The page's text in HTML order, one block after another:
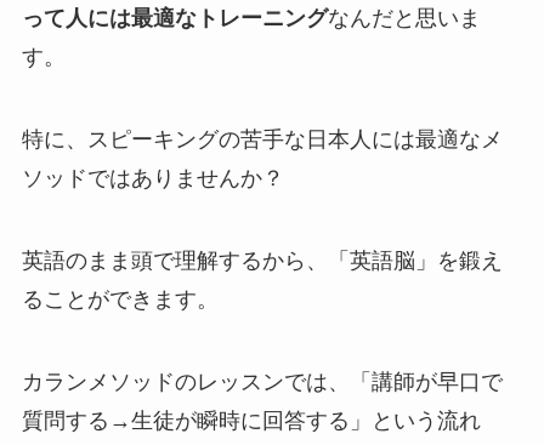
って人には最適なトレーニングなんだと思いま
す。
特に、スピーキングの苦手な日本人には最適なメ
ソッドではありませんか？
英語のまま頭で理解するから、「英語脳」を鍛え
ることができます。
カランメソッドのレッスンでは、「講師が早口で
質問する→生徒が瞬時に回答する」という流れ